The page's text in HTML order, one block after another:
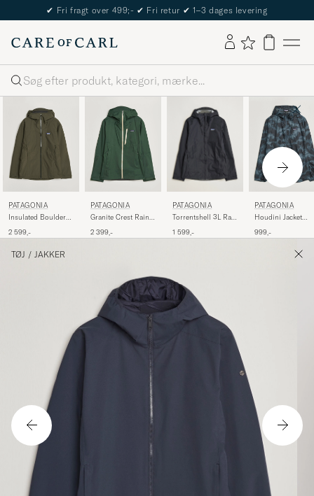
✔ Fri fragt over 499;- ✔ Fri retur ✔ 1–3 dages levering
Søg
PATAGONIA
Insulated Boulder
Basin Green
2 599,-
PATAGONIA
Granite Crest Rain
Green
2 399,-
PATAGONIA
Torrentshell 3L Rain
1 599,-
PATAGONIA
Houdini Jacket
999,-
TØJ / JAKKER